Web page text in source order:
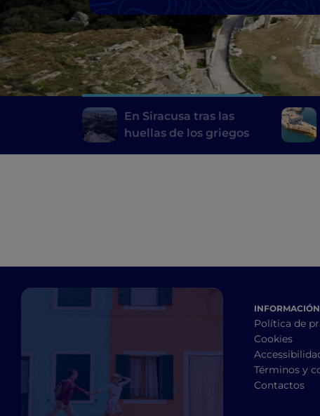
En Siracusa tras las
huellas de los griegos
Política de
Cookies
Términos y
Contactos